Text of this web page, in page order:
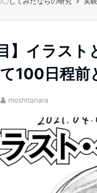
】イラス
100日程前
moshitanara